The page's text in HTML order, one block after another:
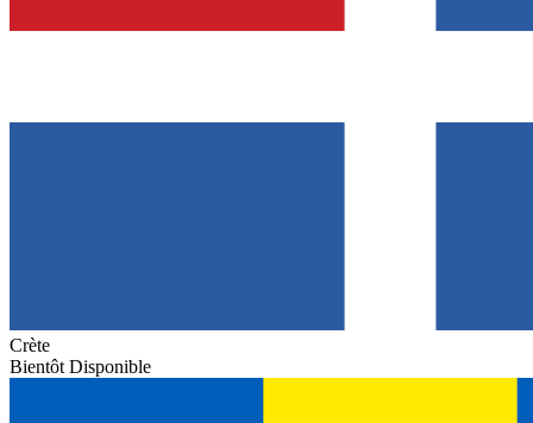
Crète
Bientôt Disponible